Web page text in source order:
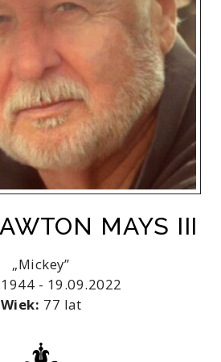
MAYS III
„Mickey”
- 19.09.2022
Wiek: 77 lat